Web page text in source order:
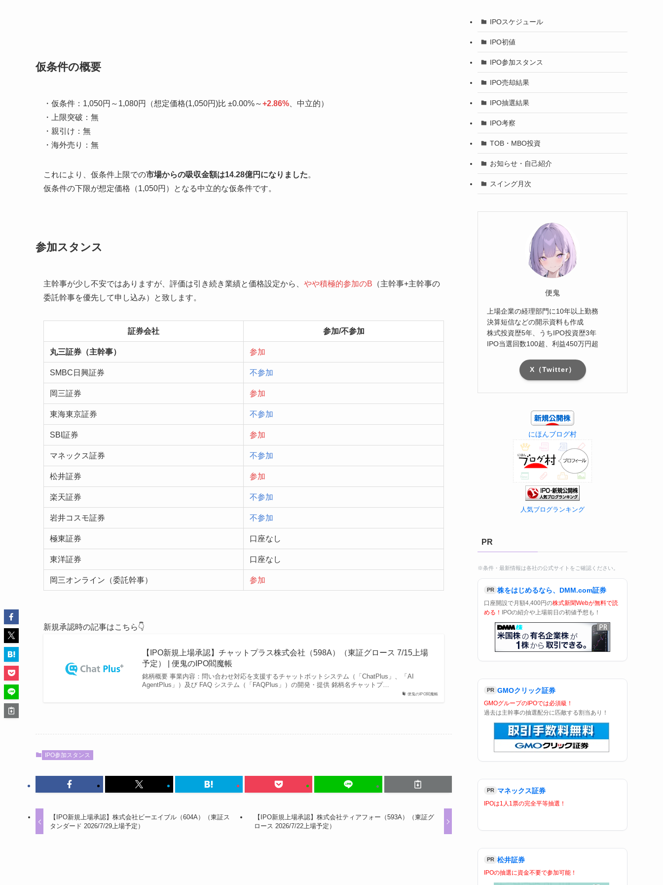
仮条件の概要
・仮条件：1,050円～1,080円（想定価格(1,050円)比 ±0.00%～+2.86% 、中立的）
・上限突破：無
・親引け：無
・海外売り：無
これにより、仮条件上限での市場からの吸収金額は14.28億円になりました。
仮条件の下限が想定価格（1,050円）となる中立的な仮条件です。
参加スタンス
主幹事が少し不安ではありますが、評価は引き続き業績と価格設定から、 やや積極的参加のB （主幹事+主幹事の
委託幹事を優先して申し込み）と致します。
証券会社 参加/不参加
丸三証券（主幹事） 参加
SMBC日興証券 不参加
岡三証券 参加
東海東京証券 不参加
SBI証券 参加
マネックス証券 不参加
松井証券 参加
楽天証券 不参加
岩井コスモ証券 不参加
極東証券 口座なし
東洋証券 口座なし
岡三オンライン（委託幹事） 参加
新規承認時の記事はこちら👇
便鬼のIPO閻魔帳
【IPO新規上場承認】チャットプラス株式会社（598A）（東証グロース 7/15上場
予定） | 便鬼のIPO閻魔帳
銘柄概要 事業内容：問い合わせ対応を支援するチャットボットシステム（「ChatPlus」、「AI
AgentPlus」）及び FAQ システム（「FAQPlus」）の開発・提供 銘柄名チャットプ…
IPO参加スタンス
【IPO新規上場承認】株式会社ビーエイブル（604A）（東証ス
タンダード 2026/7/29上場予定）
【IPO新規上場承認】株式会社ティアフォー（593A）（東証グ
ロース 2026/7/22上場予定）
IPOスケジュール
IPO初値
IPO参加スタンス
IPO売却結果
IPO抽選結果
IPO考察
TOB・MBO投資
お知らせ・自己紹介
スイング月次
便鬼
上場企業の経理部門に10年以上勤務
決算短信などの開示資料も作成
株式投資歴5年、うちIPO投資歴3年
IPO当選回数100超、利益450万円超
X（Twitter）
にほんブログ村
人気ブログランキング
PR
※条件・最新情報は各社の公式サイトをご確認ください。
PR 株をはじめるなら、DMM.com証券
口座開設で月額4,400円の株式新聞Webが無料で読
める！ IPOの紹介や上場前日の初値予想も！
PR GMOクリック証券
GMOグループのIPOでは必須級！
過去は主幹事の抽選配分に匹敵する割当あり！
PR マネックス証券
IPOは1人1票の完全平等抽選！
松井証券